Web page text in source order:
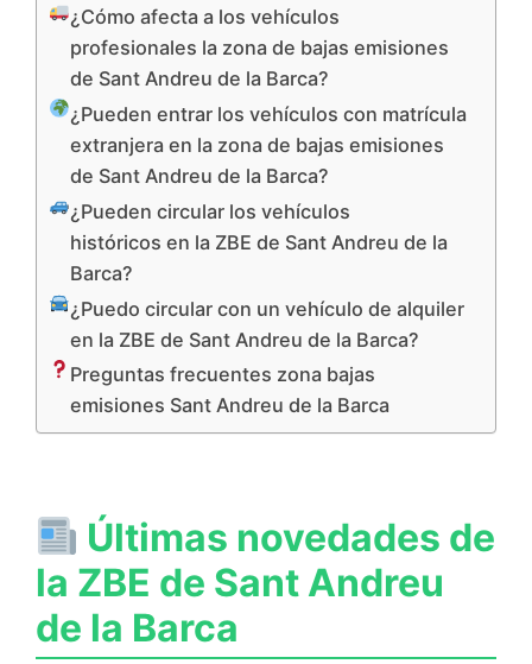
¿Cómo afecta a los vehículos
profesionales la zona de bajas emisiones
de Sant Andreu de la Barca?
¿Pueden entrar los vehículos con matrícula
extranjera en la zona de bajas emisiones
de Sant Andreu de la Barca?
¿Pueden circular los vehículos
históricos en la ZBE de Sant Andreu de la
Barca?
¿Puedo circular con un vehículo de alquiler
en la ZBE de Sant Andreu de la Barca?
Preguntas frecuentes zona bajas
emisiones Sant Andreu de la Barca
Últimas novedades de
la ZBE de Sant Andreu
de la Barca